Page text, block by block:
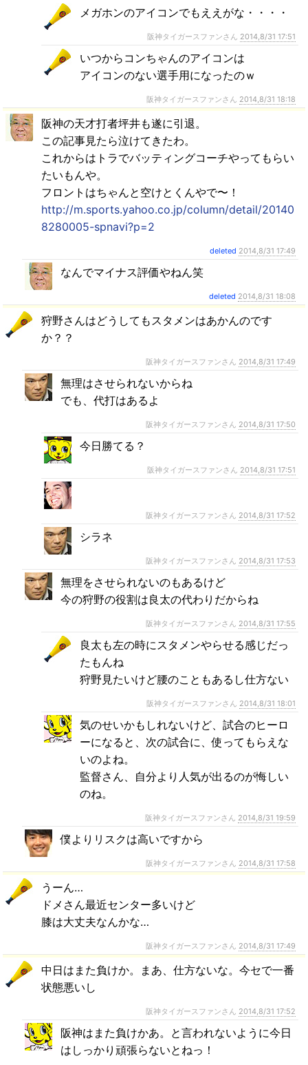
メガホンのアイコンでもええがな・・・・
阪神タイガースファンさん 2014,8/31 17:51
いつからコンちゃんのアイコンは
アイコンのない選手用になったのｗ
阪神タイガースファンさん 2014,8/31 18:18
阪神の天才打者坪井も遂に引退。
この記事見たら泣けてきたわ。
これからはトラでバッティングコーチやってもらい
たいもんや。
フロントはちゃんと空けとくんやで〜！
http://m.sports.yahoo.co.jp/column/detail/20140
8280005-spnavi?p=2
deleted 2014,8/31 17:49
なんでマイナス評価やねん笑
deleted 2014,8/31 18:08
狩野さんはどうしてもスタメンはあかんのです
か？？
阪神タイガースファンさん 2014,8/31 17:49
無理はさせられないからね
でも、代打はあるよ
阪神タイガースファンさん 2014,8/31 17:50
今日勝てる？
阪神タイガースファンさん 2014,8/31 17:51
阪神タイガースファンさん 2014,8/31 17:52
シラネ
阪神タイガースファンさん 2014,8/31 17:53
無理をさせられないのもあるけど
今の狩野の役割は良太の代わりだからね
阪神タイガースファンさん 2014,8/31 17:55
良太も左の時にスタメンやらせる感じだっ
たもんね
狩野見たいけど腰のこともあるし仕方ない
阪神タイガースファンさん 2014,8/31 18:01
気のせいかもしれないけど、試合のヒーロ
ーになると、次の試合に、使ってもらえな
いのよね。
監督さん、自分より人気が出るのが悔しい
のね。
阪神タイガースファンさん 2014,8/31 19:59
僕よりリスクは高いですから
阪神タイガースファンさん 2014,8/31 17:58
うーん…
ドメさん最近センター多いけど
膝は大丈夫なんかな…
阪神タイガースファンさん 2014,8/31 17:49
中日はまた負けか。まあ、仕方ないな。今セで一番
状態悪いし
阪神タイガースファンさん 2014,8/31 17:52
阪神はまた負けかあ。と言われないように今日
はしっかり頑張らないとねっ！